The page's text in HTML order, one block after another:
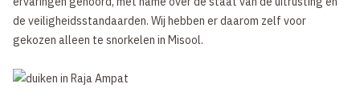
de veiligheidsstandaarden. Wij hebben er daarom zelf voor
gekozen alleen te snorkelen in Misool.